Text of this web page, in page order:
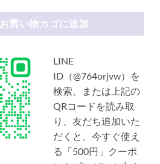
お買い物カゴに追加
LINE
ID（@764orjvw）を
検索、または上記の
QRコードを読み取
り、友だち追加いた
だくと、今すぐ使え
る「500円」クーポ